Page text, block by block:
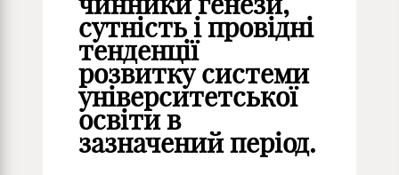
сутність і провідні
тенденції
розвитку системи
університетської
освіти в
зазначений період.